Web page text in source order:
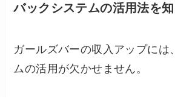
バックシステムの活用法を知
ガールズバーの収入アップには
ムの活用が欠かせません。